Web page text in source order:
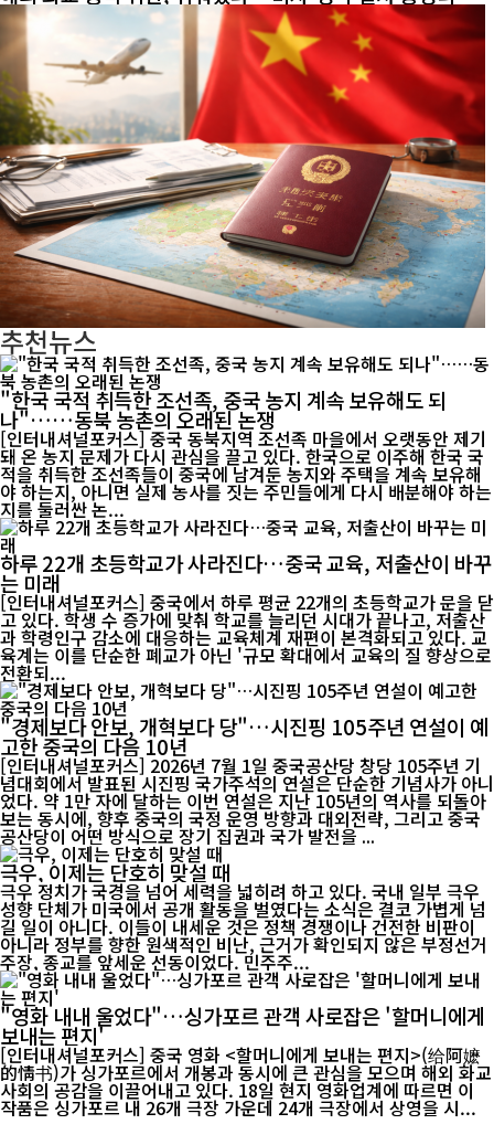
추천뉴스
"한국 국적 취득한 조선족, 중국 농지 계속 보유해도 되
나"……동북 농촌의 오래된 논쟁
[인터내셔널포커스] 중국 동북지역 조선족 마을에서 오랫동안 제기
돼 온 농지 문제가 다시 관심을 끌고 있다. 한국으로 이주해 한국 국
적을 취득한 조선족들이 중국에 남겨둔 농지와 주택을 계속 보유해
야 하는지, 아니면 실제 농사를 짓는 주민들에게 다시 배분해야 하는
지를 둘러싼 논...
하루 22개 초등학교가 사라진다…중국 교육, 저출산이 바꾸
는 미래
[인터내셔널포커스] 중국에서 하루 평균 22개의 초등학교가 문을 닫
고 있다. 학생 수 증가에 맞춰 학교를 늘리던 시대가 끝나고, 저출산
과 학령인구 감소에 대응하는 교육체계 재편이 본격화되고 있다. 교
육계는 이를 단순한 폐교가 아닌 '규모 확대에서 교육의 질 향상으로
전환되...
"경제보다 안보, 개혁보다 당"…시진핑 105주년 연설이 예
고한 중국의 다음 10년
[인터내셔널포커스] 2026년 7월 1일 중국공산당 창당 105주년 기
념대회에서 발표된 시진핑 국가주석의 연설은 단순한 기념사가 아니
었다. 약 1만 자에 달하는 이번 연설은 지난 105년의 역사를 되돌아
보는 동시에, 향후 중국의 국정 운영 방향과 대외전략, 그리고 중국
공산당이 어떤 방식으로 장기 집권과 국가 발전을 ...
극우, 이제는 단호히 맞설 때
극우 정치가 국경을 넘어 세력을 넓히려 하고 있다. 국내 일부 극우
성향 단체가 미국에서 공개 활동을 벌였다는 소식은 결코 가볍게 넘
길 일이 아니다. 이들이 내세운 것은 정책 경쟁이나 건전한 비판이
아니라 정부를 향한 원색적인 비난, 근거가 확인되지 않은 부정선거
주장, 종교를 앞세운 선동이었다. 민주주...
"영화 내내 울었다"…싱가포르 관객 사로잡은 '할머니에게
보내는 편지'
[인터내셔널포커스] 중국 영화 <할머니에게 보내는 편지>(给阿嬷
的情书)가 싱가포르에서 개봉과 동시에 큰 관심을 모으며 해외 화교
사회의 공감을 이끌어내고 있다. 18일 현지 영화업계에 따르면 이
작품은 싱가포르 내 26개 극장 가운데 24개 극장에서 상영을 시...